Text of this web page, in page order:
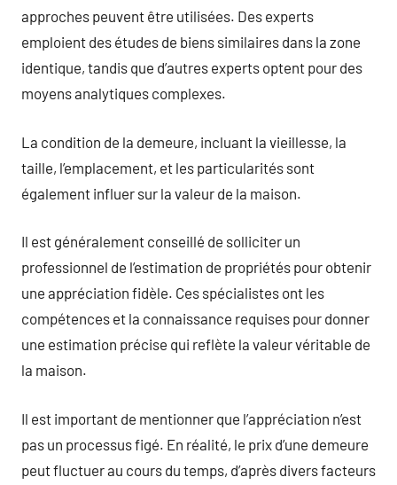
approches peuvent être utilisées. Des experts
emploient des études de biens similaires dans la zone
identique, tandis que d’autres experts optent pour des
moyens analytiques complexes.
La condition de la demeure, incluant la vieillesse, la
taille, l’emplacement, et les particularités sont
également influer sur la valeur de la maison.
Il est généralement conseillé de solliciter un
professionnel de l’estimation de propriétés pour obtenir
une appréciation fidèle. Ces spécialistes ont les
compétences et la connaissance requises pour donner
une estimation précise qui reflète la valeur véritable de
la maison.
Il est important de mentionner que l’appréciation n’est
pas un processus figé. En réalité, le prix d’une demeure
peut fluctuer au cours du temps, d’après divers facteurs